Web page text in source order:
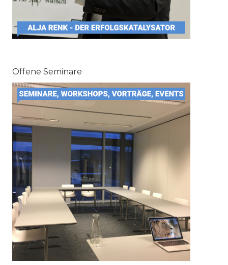
Offene Seminare